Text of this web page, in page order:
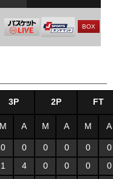
BOX
3P 2P FT
M A M A M A
0 0 0 0 0
0
1 4 0 0 0
0